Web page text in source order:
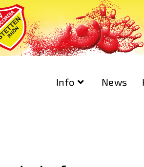
Info News